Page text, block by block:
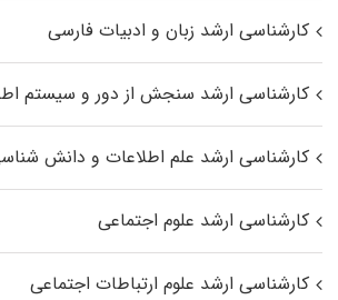
کارشناسی ارشد زبان و ادبیات فارسی
کارشناسی ارشد سنجش از دور و سیستم
کارشناسی ارشد علم اطلاعات و دانش
کارشناسی ارشد علوم اجتماعی
کارشناسی ارشد علوم ارتباطات اجتماعی